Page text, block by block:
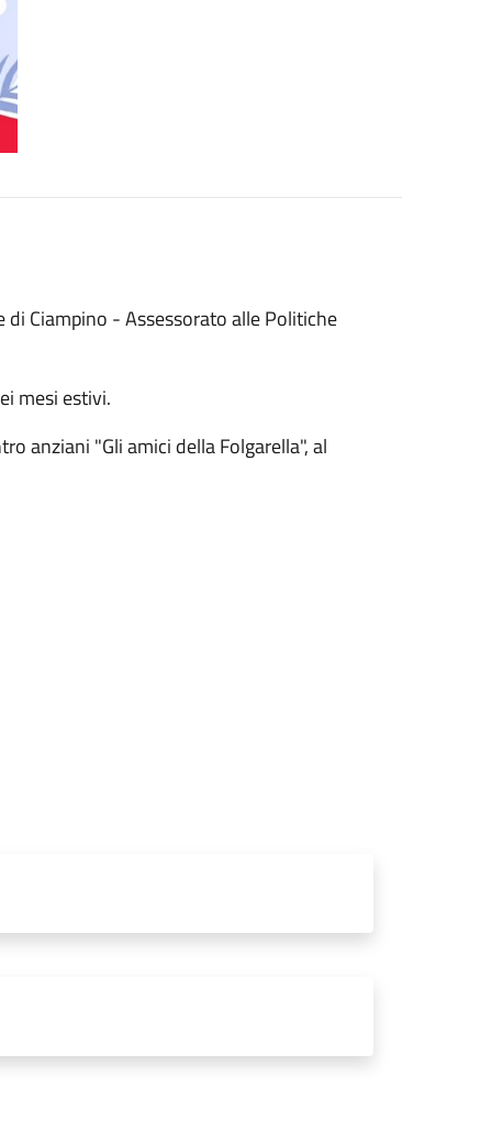
Ciampino - Assessorato alle Politiche
mesi estivi.
anziani "Gli amici della Folgarella", al